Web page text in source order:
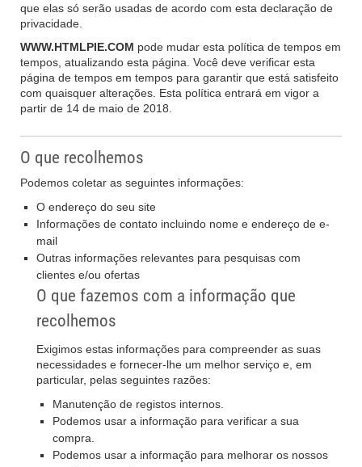
que elas só serão usadas de acordo com esta declaração de
privacidade.
WWW.HTMLPIE.COM pode mudar esta política de tempos em
tempos, atualizando esta página. Você deve verificar esta
página de tempos em tempos para garantir que está satisfeito
com quaisquer alterações. Esta política entrará em vigor a
partir de 14 de maio de 2018.
O que recolhemos
Podemos coletar as seguintes informações:
O endereço do seu site
Informações de contato incluindo nome e endereço de e-
mail
Outras informações relevantes para pesquisas com
clientes e/ou ofertas
O que fazemos com a informação que
recolhemos
Exigimos estas informações para compreender as suas
necessidades e fornecer-lhe um melhor serviço e, em
particular, pelas seguintes razões:
Manutenção de registos internos.
Podemos usar a informação para verificar a sua
compra.
Podemos usar a informação para melhorar os nossos